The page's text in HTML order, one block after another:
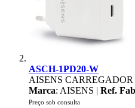
ASCH-1PD20-W
AISENS
Marca: AISENS | Ref.
Preço sob consulta